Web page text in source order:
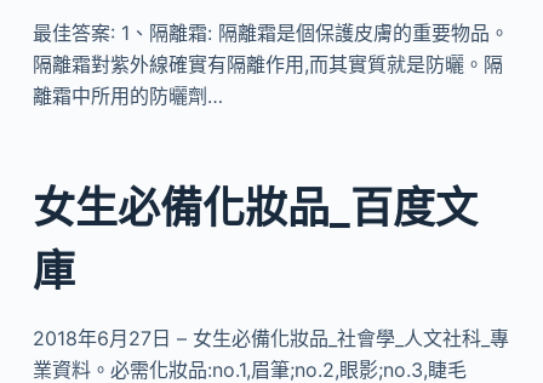
最佳答案: 1、隔離霜: 隔離霜是個保護皮膚的重要物品。
隔離霜對紫外線確實有隔離作用,而其實質就是防曬。隔
離霜中所用的防曬劑…
女生必備化妝品_百度文
庫
2018年6月27日 – 女生必備化妝品_社會學_人文社科_專
業資料。必需化妝品:no.1,眉筆;no.2,眼影;no.3,睫毛